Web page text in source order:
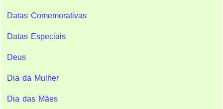
Datas Comemorativas
Datas Especiais
Deus
Dia da Mulher
Dia das Mães